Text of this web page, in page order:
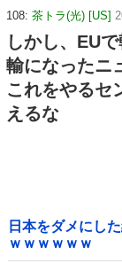
108: 茶トラ(光) [US]
しかし、EU
輸になったニ
これをやるセ
えるな
日本をダメにし
ｗｗｗｗｗｗ